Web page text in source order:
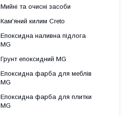
Мийні та очисні засоби
Кам'яний килим Creto
Епоксидна наливна підлога
MG
Грунт епоксидний MG
Епоксидна фарба для меблів
MG
Епоксидна фарба для плитки
MG